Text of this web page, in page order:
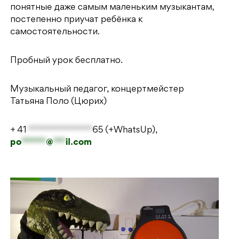
понятные даже самым маленьким музыкантам,
постепенно приучат ребёнка к
самостоятельности.
Пробный урок бесплатно.
Музыкальный педагог, концертмейстер
Татьяна Поло (Цюрих)
+ 41 **************65 (+WhatsUp),
po******@***il.com